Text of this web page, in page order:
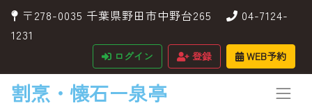
〒278-0035 千葉県野田市中野台265
04-7124-
1231
ログイン 登録 WEB予約
割烹・懐石ー泉亭